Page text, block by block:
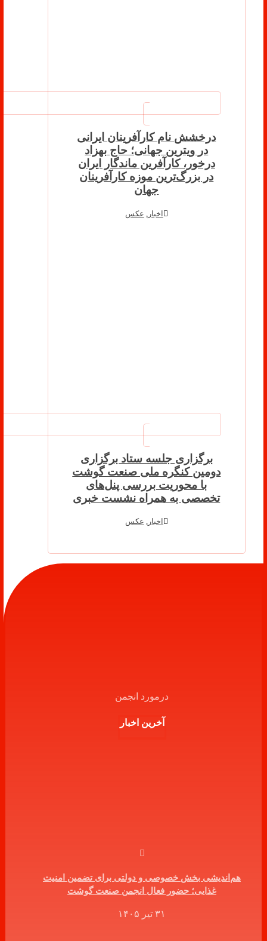
درخشش نام کارآفرینان ایرانی
در ویترین جهانی؛ حاج بهزاد
درخور، کارآفرین ماندگار ایران
در بزرگ‌ترین موزه کارآفرینان
جهان
اخبار عکس
برگزاری جلسه ستاد برگزاری
دومین کنگره ملی صنعت گوشت
با محوریت بررسی پنل‌های
تخصصی به همراه نشست خبری
اخبار, عکس
درمورد انجمن
آخرین اخبار
هم‌اندیشی بخش خصوصی و دولتی برای تضمین امنیت
غذایی؛ حضور فعال انجمن صنعت گوشت
۳۱ تیر ۱۴۰۵